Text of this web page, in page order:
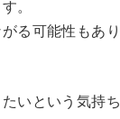
。
る可能性もあり
いという気持ち